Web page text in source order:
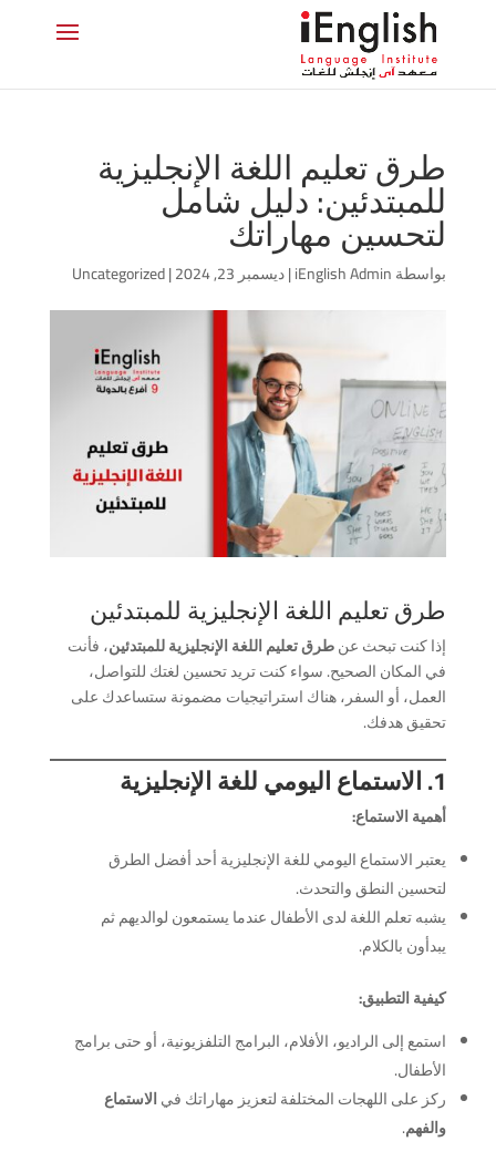
طرق تعليم اللغة الإنجليزية
للمبتدئين: دليل شامل
لتحسين مهاراتك
بواسطةiEnglish Admin
|ديسمبر 23, 2024 |
Uncategorized
طرق تعليم اللغة الإنجليزية للمبتدئين
إذا كنت تبحث عنطرق تعليم اللغة الإنجليزية للمبتدئين، فأنت
في المكان الصحيح. سواء كنت تريد تحسين لغتك للتواصل،
العمل، أو السفر، هناك استراتيجيات مضمونة ستساعدك على
تحقيق هدفك.
1. الاستماع اليومي للغة الإنجليزية
أهمية الاستماع:
يعتبر الاستماع اليومي للغة الإنجليزية أحد أفضل الطرق
لتحسين النطق والتحدث.
يشبه تعلم اللغة لدى الأطفال عندما يستمعون لوالديهم ثم
يبدأون بالكلام.
كيفية التطبيق:
استمع إلى الراديو، الأفلام، البرامج التلفزيونية، أو حتى برامج
الأطفال.
ركز على اللهجات المختلفة لتعزيز مهاراتك فيالاستماع
والفهم.